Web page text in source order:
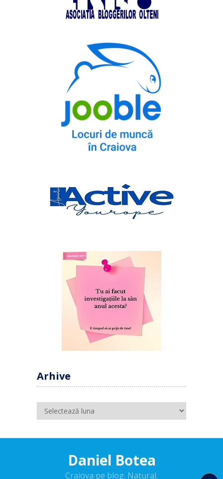
Arhive
Arhive
Daniel Botea
Craiova pe blog. Natural.